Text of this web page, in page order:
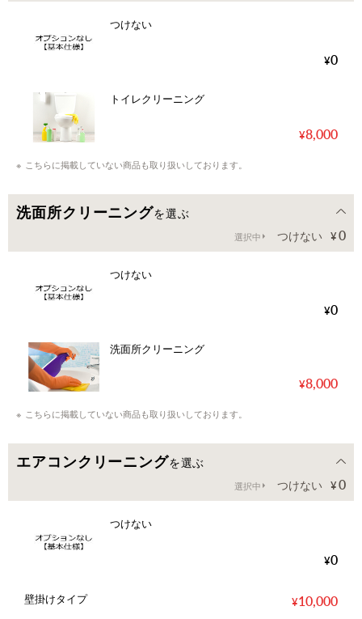
つけない
0
トイレクリーニング
8,000
こちらに掲載していない商品も取り扱いしております。
洗面所クリーニングを選ぶ
選択中 つけない 0
つけない
0
洗面所クリーニング
8,000
こちらに掲載していない商品も取り扱いしております。
エアコンクリーニングを選ぶ
選択中 つけない 0
つけない
0
壁掛けタイプ 10,000